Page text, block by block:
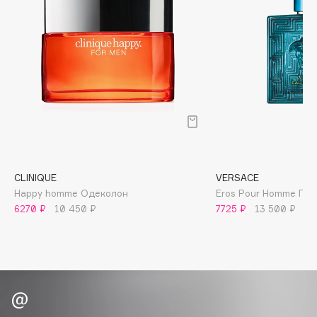
Biorepair
Blistex
BLOME
Boadicea The Victorious
Brunello Cucinelli
Bvlgari
CLINIQUE
Happy homme Одеколон
6270 ₽
10 450 ₽
VERSACE
Eros Pour Homme
7725 ₽
13 500 ₽